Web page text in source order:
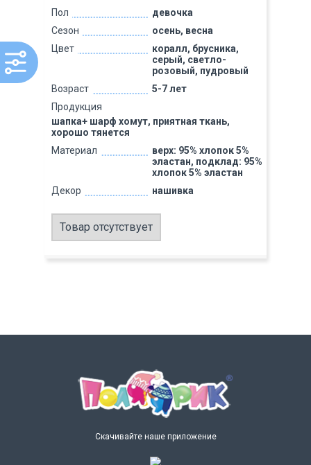
Пол
девочка
Сезон
осень, весна
Цвет
коралл, брусника,
серый, светло-
розовый, пудровый
Возраст
5-7 лет
Продукция
шапка+ шарф хомут, приятная ткань,
хорошо тянется
Материал
верх: 95% хлопок 5%
эластан, подклад: 95%
хлопок 5% эластан
Декор
нашивка
Товар отсутствует
Скачивайте наше приложение